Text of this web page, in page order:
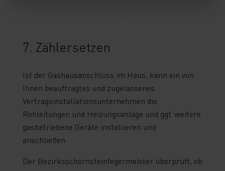
7. Zählersetzen
Ist der Gashausanschluss im Haus, kann ein von
Ihnen beauftragtes und zugelassenes
Vertragsinstallationsunternehmen die
Rohleitungen und Heizungsanlage und ggf. weitere
gasbetriebene Geräte installieren und
anschließen
Der Bezirksschornsteinfegermeister überprüft, ob